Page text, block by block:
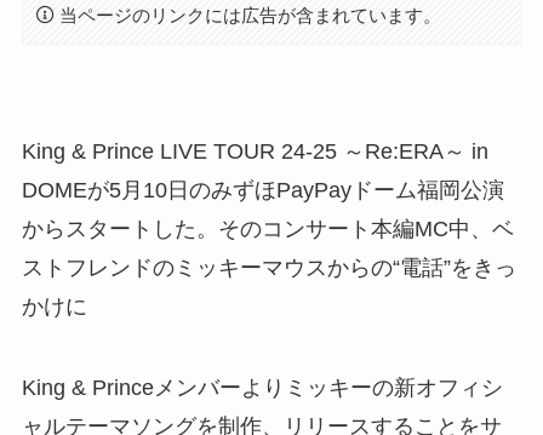
当ページのリンクには広告が含まれています。
King & Prince LIVE TOUR 24-25 ～Re:ERA～ in
DOMEが5月10日のみずほPayPayドーム福岡公演
からスタートした。そのコンサート本編MC中、ベ
ストフレンドのミッキーマウスからの“電話”をきっ
かけに
King & Princeメンバーよりミッキーの新オフィシ
ャルテーマソングを制作、リリースすることをサ